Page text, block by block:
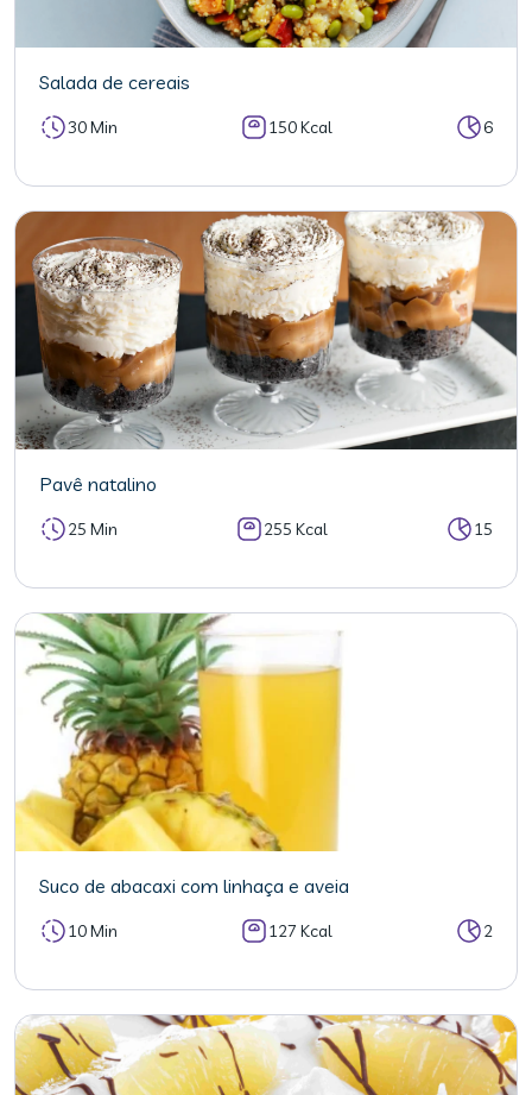
Salada de cereais
30 Min 150 Kcal 6
Pavê natalino
25 Min 255 Kcal 15
Suco de abacaxi com linhaça e aveia
10 Min 127 Kcal 2